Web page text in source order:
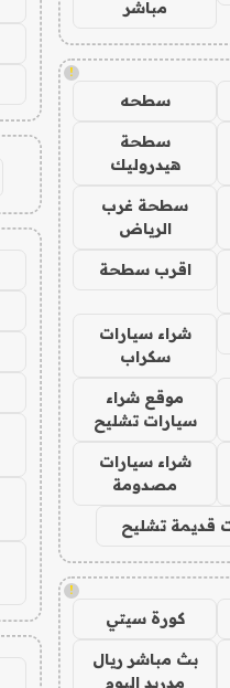
مباشر
!
سطحه
سطحة
هيدروليك
سطحة غرب
الرياض
اقرب سطحة
شراء سيارات
سكراب
موقع شراء
سيارات تشليح
شراء سيارات
مصدومة
قديمة تشليح
!
كورة سيتي
بث مباشر ريال
مدريد اليوم